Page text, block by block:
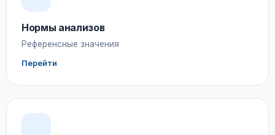
Нормы анализов
Референсные значения
Перейти